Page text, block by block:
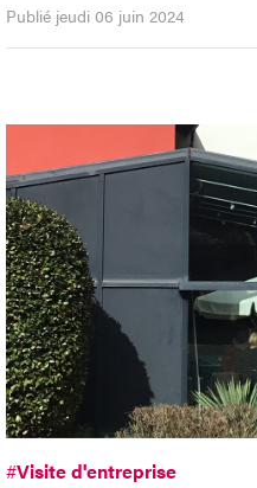
Publié jeudi 06 juin 2024
#Visite d'entreprise